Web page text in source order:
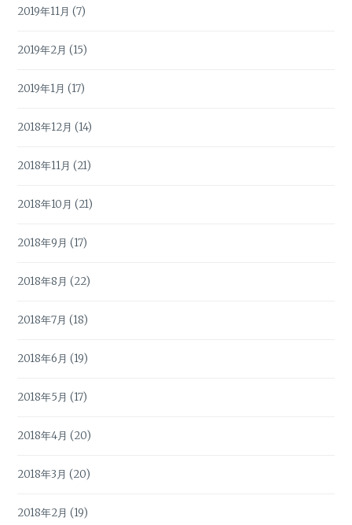
2019年11月 (7)
2019年2月 (15)
2019年1月 (17)
2018年12月 (14)
2018年11月 (21)
2018年10月 (21)
2018年9月 (17)
2018年8月 (22)
2018年7月 (18)
2018年6月 (19)
2018年5月 (17)
2018年4月 (20)
2018年3月 (20)
2018年2月 (19)